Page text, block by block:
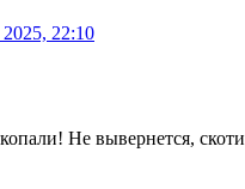
22:10
Не вывернется,